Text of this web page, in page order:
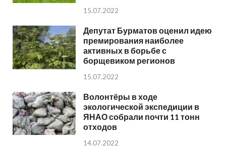
15.07.2022
Депутат Бурматов оценил идею
премирования наиболее
активных в борьбе с
борщевиком регионов
15.07.2022
Волонтёры в ходе
экологической экспедиции в
ЯНАО собрали почти 11 тонн
отходов
14.07.2022